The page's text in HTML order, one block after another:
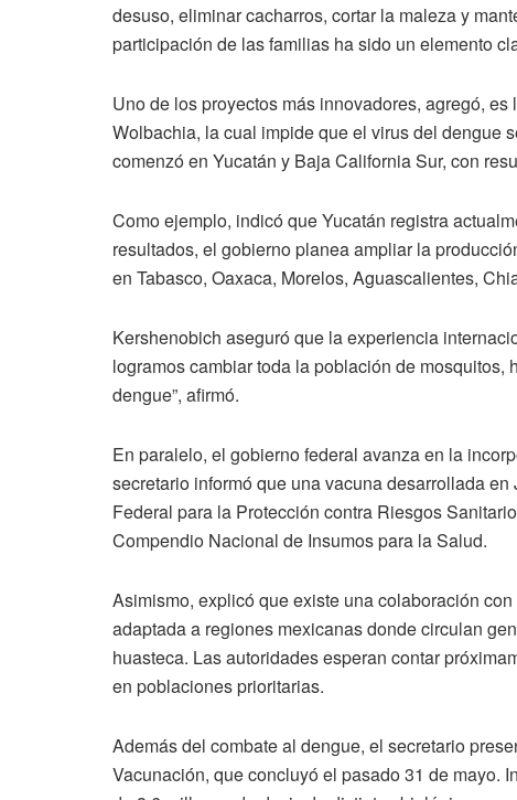
desuso, eliminar cacharros, cortar la maleza y
participación de las familias ha sido un elemento
Uno de los proyectos más innovadores, agregó,
Wolbachia, la cual impide que el virus del dengue
comenzó en Yucatán y Baja California Sur, con
Como ejemplo, indicó que Yucatán registra
resultados, el gobierno planea ampliar la
en Tabasco, Oaxaca, Morelos, Aguascalientes,
Kershenobich aseguró que la experiencia
logramos cambiar toda la población de
dengue”, afirmó.
En paralelo, el gobierno federal avanza en la
secretario informó que una vacuna desarrollada
Federal para la Protección contra Riesgos
Compendio Nacional de Insumos para la Salud.
Asimismo, explicó que existe una colaboración
adaptada a regiones mexicanas donde circulan
huasteca. Las autoridades esperan contar
en poblaciones prioritarias.
Además del combate al dengue, el secretario
Vacunación, que concluyó el pasado 31 de mayo.